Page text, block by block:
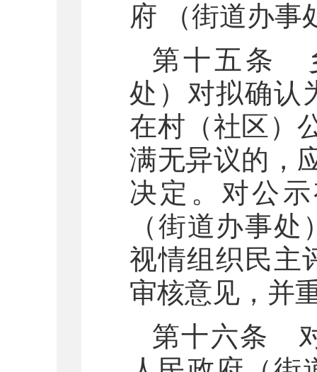
府 （街道办事
第十五条
处）对拟确认
在村（社区）
满无异议的，
决定。对公
（街道办事
视情组织民主
审核意见，并
第十六条